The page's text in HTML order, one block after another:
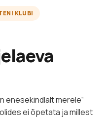
KLUBI
enesekindlalt merele“
ei õpetata ja millest